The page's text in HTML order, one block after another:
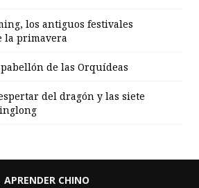
los antiguos festivales
la primavera
de las Orquídeas
del dragón y las siete
APRENDER CHINO